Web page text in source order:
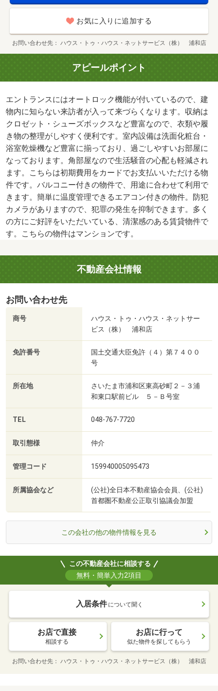
お気に入りに追加する
お問い合わせ先 ハウス・トゥ・ハウス・ネットサービス（株） 浦和店
アピールポイント
エントランスにはオートロック機能が付いているので、建
物内に知らない来訪者が入って来づらくなります。収納は
クロゼット・シューズボックスなど豊富なので、衣類や履
き物の整理がしやすく便利です。室内設備は洗面化粧台・
浴室乾燥機など豊富に揃っており、過ごしやすいお部屋に
なっております。角部屋なので生活騒音の心配も軽減され
ます。こちらは初期費用をカードでお支払いいただける物
件です。バルコニー付きの物件で、用途に合わせて利用で
きます。簡単に温度管理できるエアコン付きの物件。防犯
カメラがありますので、犯罪の発生を抑制できます。多く
の方にご好評をいただいている、清潔感のある賃貸物件で
す。こちらの物件はマンションです。
不動産会社情報
お問い合わせ先
商号
ハウス・トゥ・ハウス・ネットサー
ビス（株） 浦和店
免許番号
国土交通大臣免許（４）第７４００
号
所在地
さいたま市浦和区東高砂町２－３浦
和東口駅前ビル ５－Ｂ号室
TEL 048-767-7720
取引態様 仲介
管理コード 159940005095473
所属協会など
(公社)全日本不動産協会会員、(公社)
首都圏不動産公正取引協議会加盟
この会社の他の物件情報を見る
この不動産会社に相談する
無料・簡単入力2項目
入居条件 について聞く
お店で直接
相談する
お店に行って
似た物件を探してもらう
お問い合わせ先 ハウス・トゥ・ハウス・ネットサービス（株） 浦和店